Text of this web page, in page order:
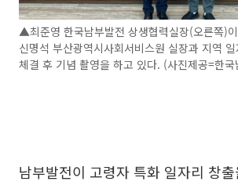
▲최준영 한국남부발전 상생협력실장(오른쪽)
신명석 부산광역시사회서비스원 실장과 지역
체결 후 기념 촬영을 하고 있다. (사진제공=한국
남부발전이 고령자 특화 일자리 창